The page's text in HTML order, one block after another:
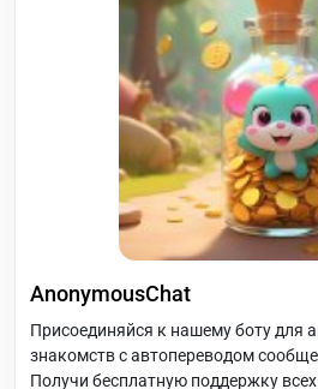
AnonymousChat
Присоединяйся к нашему боту для
знакомств с автопереводом
Получи бесплатную поддержку